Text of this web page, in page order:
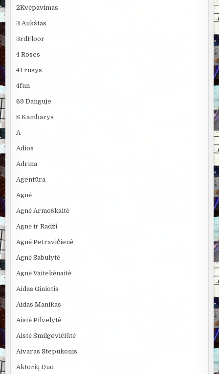
2Kvėpavimas
3 Aukštas
3rdFloor
4 Roses
41 rūsys
4fun
69 Danguje
8 Kambarys
A
Adios
Adrina
Agentūra
Agnė
Agnė Armoškaitė
Agnė ir Radži
Agnė Petravičienė
Agnė Sabulytė
Agnė Vaitekėnaitė
Aidas Giniotis
Aidas Manikas
Aistė Pilvelytė
Aistė Smilgevičiūtė
Aivaras Stepukonis
Aktorių Duo